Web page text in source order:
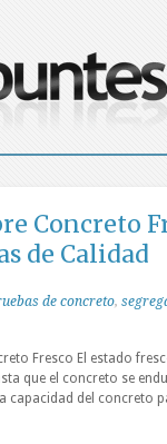
Concreto
de Calidad
de concreto,
Fresco El estado
que el concreto se
capacidad del concreto